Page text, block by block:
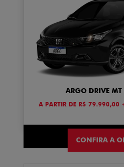
ARGO DRIVE
A PARTIR DE R$
CONFIRA A